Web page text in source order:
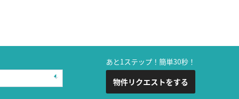
あと1ステップ！簡単30秒！
物件リクエストをする